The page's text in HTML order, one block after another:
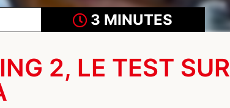
3 MINUTES
2, LE TEST SUR